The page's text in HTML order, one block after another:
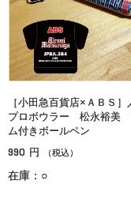
［小田急百貨店×ＡＢＳ］
プロボウラー 松永裕美
ム付きボールペン
990 円 （税込）
在庫：○